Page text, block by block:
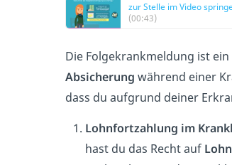
zur Stelle im Video
(00:43)
Die Folgekrankmeldung ist
Absicherung während einer
dass du aufgrund deiner
Lohnfortzahlung im
hast du das Recht auf